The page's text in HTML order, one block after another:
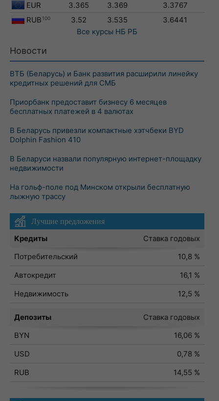
EUR
3.365 3.369
3.3767
RUB 100 3.52 3.535
3.6441
Все курсы НБ РБ
Новости
ВТБ (Беларусь) и Банк развития расширили линейку
кредитных решений для СМБ
Приорбанк предоставит бизнесу 6 месяцев
бесплатных платежей в 4 валютах
В Беларусь привезли компактные хэтчбеки BYD
Dolphin Fashion 410
В Беларуси назвали популярную интернет-площадку
недвижимости
На гольф-поле под Минском открыли бесплатную
лыжную трассу
Лучшие предложения
Кредиты
Ставка годовых
Потребительский
10,8 %
Автокредит
16,1 %
Недвижимость
12,5 %
Депозиты
Ставка годовых
BYN
16,06 %
USD
0,78 %
RUB
14,55 %